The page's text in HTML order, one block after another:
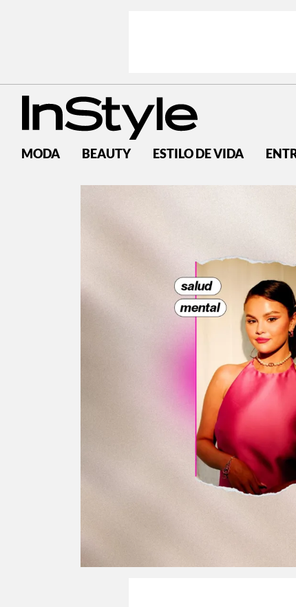
MODA BEAUTY ESTILO DE VIDA